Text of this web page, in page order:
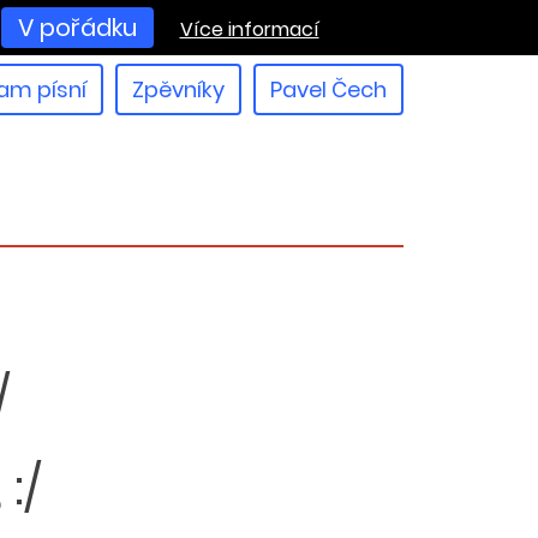
V pořádku Více informací
písní Zpěvníky Pavel Čech